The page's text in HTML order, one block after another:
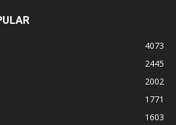
4073
2445
2002
1771
1603